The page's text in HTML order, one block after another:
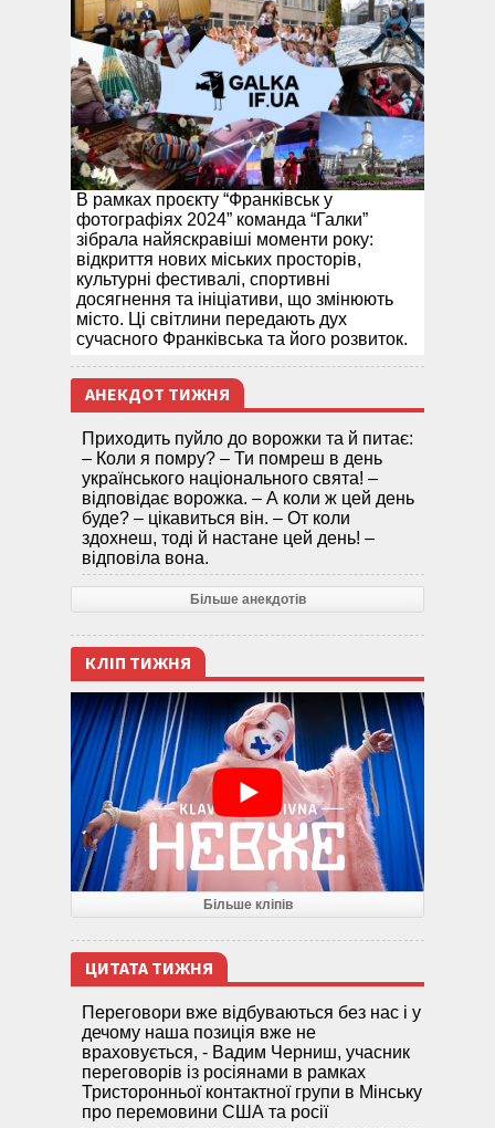
В рамках проєкту “Франківськ у
фотографіях 2024” команда “Галки”
зібрала найяскравіші моменти року:
відкриття нових міських просторів,
культурні фестивалі, спортивні
досягнення та ініціативи, що змінюють
місто. Ці світлини передають дух
сучасного Франківська та його розвиток.
АНЕКДОТ ТИЖНЯ
Приходить пуйло до ворожки та й питає:
– Коли я помру? – Ти помреш в день
українського національного свята! –
відповідає ворожка. – А коли ж цей день
буде? – цікавиться він. – От коли
здохнеш, тоді й настане цей день! –
відповіла вона.
Більше анекдотів
КЛІП ТИЖНЯ
Більше кліпів
ЦИТАТА ТИЖНЯ
Переговори вже відбуваються без нас і у
дечому наша позиція вже не
враховується, - Вадим Черниш, учасник
переговорів із росіянами в рамках
Тристоронньої контактної групи в Мінську
про перемовини США та росії